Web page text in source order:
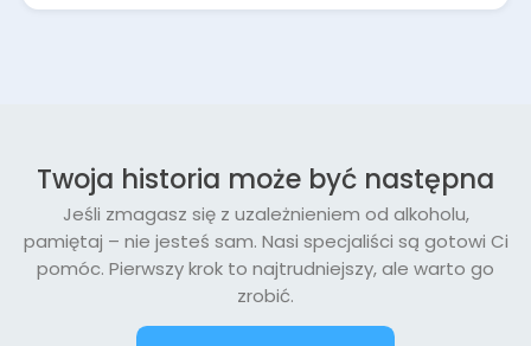
Twoja historia może być następna
Jeśli zmagasz się z uzależnieniem od alkoholu,
pamiętaj – nie jesteś sam. Nasi specjaliści są gotowi Ci
pomóc. Pierwszy krok to najtrudniejszy, ale warto go
zrobić.